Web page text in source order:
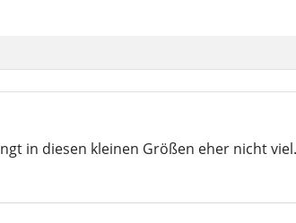
in diesen kleinen Größen eher nicht